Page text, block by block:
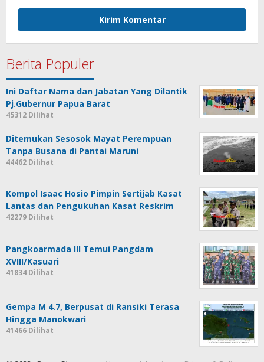
Berita Populer
Ini Daftar Nama dan Jabatan Yang Dilantik
Pj.Gubernur Papua Barat
45312 Dilihat
Ditemukan Sesosok Mayat Perempuan
Tanpa Busana di Pantai Maruni
44462 Dilihat
Kompol Isaac Hosio Pimpin Sertijab Kasat
Lantas dan Pengukuhan Kasat Reskrim
42279 Dilihat
Pangkoarmada III Temui Pangdam
XVIII/Kasuari
41834 Dilihat
Gempa M 4.7, Berpusat di Ransiki Terasa
Hingga Manokwari
41466 Dilihat